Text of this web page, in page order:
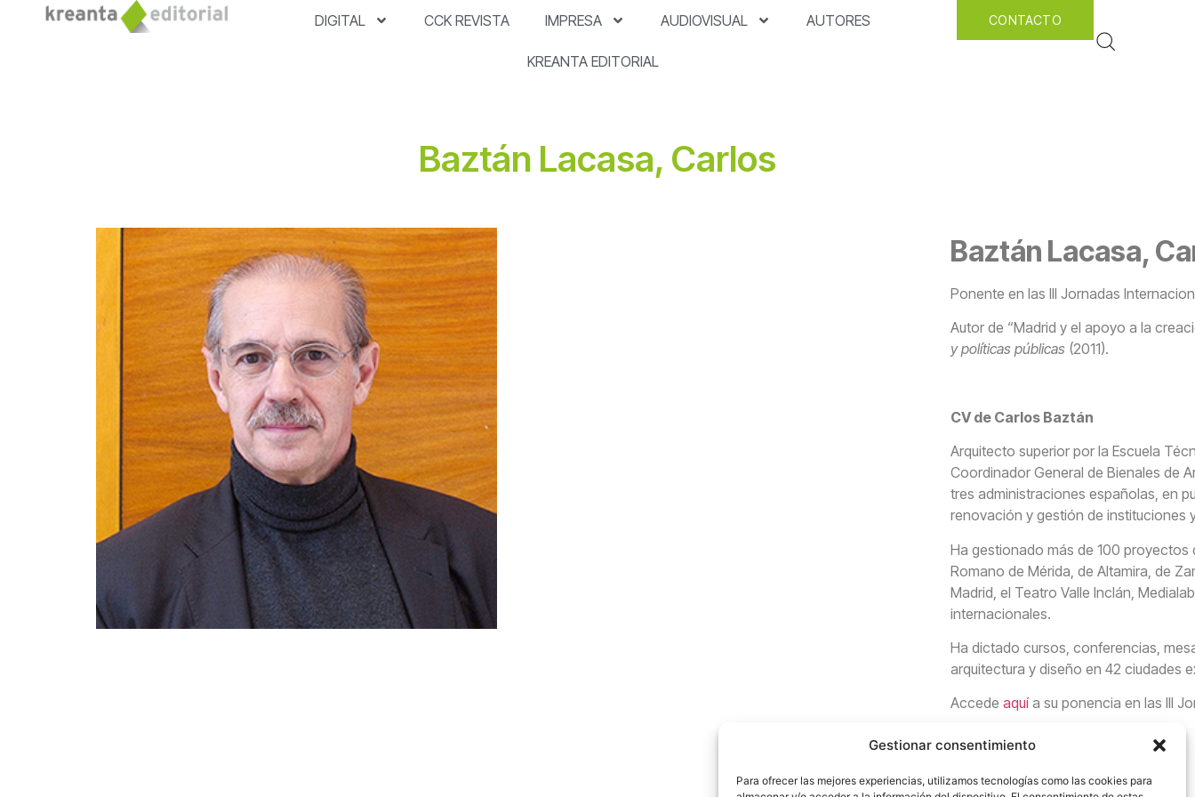
Gestionar consentimiento
Para ofrecer las mejores experiencias, utilizamos tecnologías como las cookies para
DIGITAL CCK REVISTA IMPRESA AUDIOVISUAL AUTORES
KREANTA EDITORIAL
CONTACTO
Baztán Lacasa, Carlos
Baztán Lacasa,
Ponente en las III Jornadas
Autor de “Madrid y el apoyo a la
y políticas públicas (2011).
CV de Carlos Baztán
Arquitecto superior por la Escuela
Coordinador General de Bienales de
tres administraciones españolas, en
renovación y gestión de instituciones
Ha gestionado más de 100 proyectos
Romano de Mérida, de Altamira, de
Madrid, el Teatro Valle Inclán,
internacionales.
Ha dictado cursos, conferencias,
arquitectura y diseño en 42 ciudades
Accedeaquía su ponencia en las III